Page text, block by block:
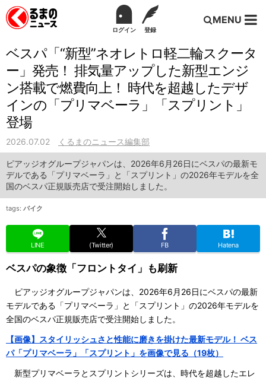
ログイン 登録
MENU
ベスパ「“新型”ネオレトロ軽二輪スクータ
ー」発売！ 排気量アップした新型エンジ
ン搭載で燃費向上！ 時代を超越したデザ
インの「プリマベーラ」「スプリント」
登場
2026.07.02 くるまのニュース編集部
ピアッジオグループジャパンは、2026年6月26日にベスパの最新モ
デルである「プリマベーラ」と「スプリント」の2026年モデルを全
国のベスパ正規販売店で受注開始しました。
tags: バイク
LINE (Twitter) FB Hatena
ベスパの象徴「フロントタイ」も刷新
ピアッジオグループジャパンは、2026年6月26日にベスパの最新
モデルである「プリマベーラ」と「スプリント」の2026年モデルを
全国のベスパ正規販売店で受注開始しました。
【画像】スタイリッシュさと性能に磨きを掛けた最新モデル！ ベス
パ「プリマベーラ」「スプリント」を画像で見る（19枚）
新型プリマベーラとスプリントシリーズは、時代を超越したエレ